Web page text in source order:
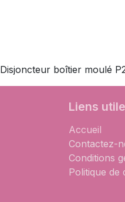
Disjoncteur boîtier moulé
Liens
Accueil
Contactez-
Conditions
Politique de